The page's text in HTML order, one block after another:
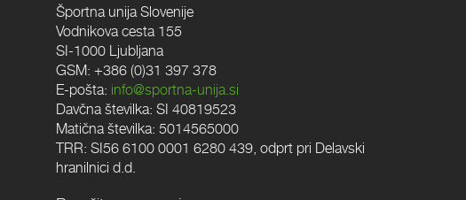
Športna unija Slovenije
Vodnikova cesta 155
SI-1000 Ljubljana
GSM: +386 (0)31 397 378
E-pošta: info@sportna-unija.si
Davčna številka: SI 40819523
Matična številka: 5014565000
TRR: SI56 6100 0001 6280 439, odprt pri Delavski
hranilnici d.d.